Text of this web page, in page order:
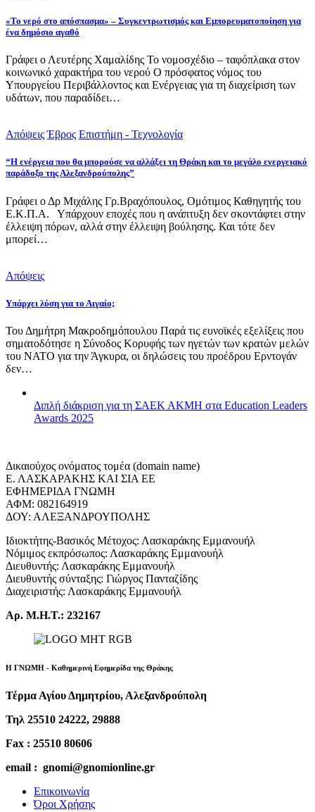
«Το νερό στο απόσπασμα» – Συγκεντρωτισμός και Εμπορευματοποίηση για
ένα δημόσιο αγαθό
Γράφει ο Λευτέρης Χαμαλίδης Το νομοσχέδιο – ταφόπλακα στον
κοινωνικό χαρακτήρα του νερού Ο πρόσφατος νόμος του
Υπουργείου Περιβάλλοντος και Ενέργειας για τη διαχείριση των
υδάτων, που παραδίδει…
Απόψεις Έβρος Επιστήμη - Τεχνολογία
“Η ενέργεια που θα μπορούσε να αλλάξει τη Θράκη και το μεγάλο ενεργειακό
παράδοξο της Αλεξανδρούπολης”
Γράφει ο Δρ Μιχάλης Γρ.Βραχόπουλος, Ομότιμος Καθηγητής του
Ε.Κ.Π.Α. Υπάρχουν εποχές που η ανάπτυξη δεν σκοντάφτει στην
έλλειψη πόρων, αλλά στην έλλειψη βούλησης. Και τότε δεν
μπορεί…
Απόψεις
Υπάρχει λύση για το Αιγαίο;
Του Δημήτρη Μακροδημόπουλου Παρά τις ευνοϊκές εξελίξεις που
σηματοδότησε η Σύνοδος Κορυφής των ηγετών των κρατών μελών
του ΝΑΤΟ για την Άγκυρα, οι δηλώσεις του προέδρου Ερντογάν
δεν…
Διπλή διάκριση για τη ΣΑΕΚ ΑΚΜΗ στα Education Leaders
Awards 2025
Δικαιούχος ονόματος τομέα (domain name)
Ε. ΛΑΣΚΑΡΑΚΗΣ ΚΑΙ ΣΙΑ ΕΕ
ΕΦΗΜΕΡΙΔΑ ΓΝΩΜΗ
ΑΦΜ: 082164919
ΔΟΥ: ΑΛΕΞΑΝΔΡΟΥΠΟΛΗΣ
Ιδιοκτήτης-Βασικός Μέτοχος: Λασκαράκης Εμμανουήλ
Νόμιμος εκπρόσωπος: Λασκαράκης Εμμανουήλ
Διευθυντής: Λασκαράκης Εμμανουήλ
Διευθυντής σύνταξης: Γιώργος Πανταζίδης
Διαχειριστής: Λασκαράκης Εμμανουήλ
Αρ. Μ.Η.Τ.: 232167
Η ΓΝΩΜΗ - Καθημερινή Εφημερίδα της Θράκης
Τέρμα Αγίου Δημητρίου, Αλεξανδρούπολη
Τηλ 25510 24222, 29888
Fax : 25510 80606
email : gnomi@gnomionline.gr
Επικοινωνία
Όροι Χρήσης